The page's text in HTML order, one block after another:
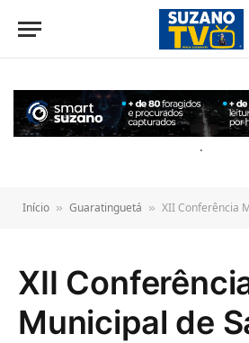
conteúdo
.
Início » Guaratinguetá » XII Conferência
XII
Municipal de